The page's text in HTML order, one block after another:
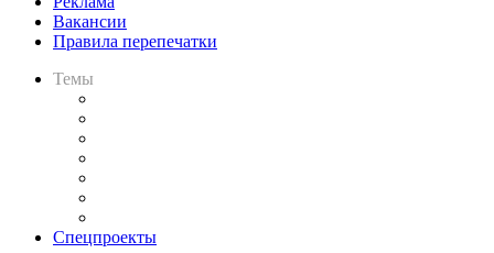
Вакансии
Правила перепечатки
Темы
Спецпроекты